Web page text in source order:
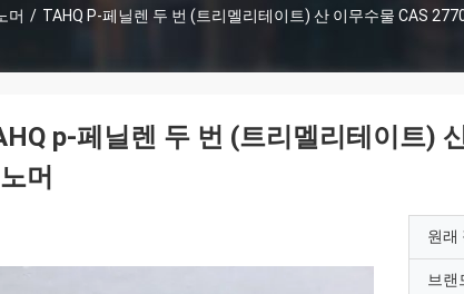
머 / TAHQ P-페닐렌 두 번 (트리멜리테이트) 산 이무수물 CAS
p-페닐렌 두 번 (트리멜리테이트)
머
원래
브랜